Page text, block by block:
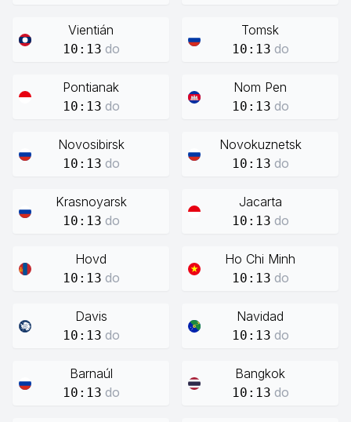
Vientián
10:13 do
Tomsk
10:13 do
Pontianak
10:13 do
Nom Pen
10:13 do
Novosibirsk
10:13 do
Novokuznetsk
10:13 do
Krasnoyarsk
10:13 do
Jacarta
10:13 do
Hovd
10:13 do
Ho Chi Minh
10:13 do
Davis
10:13 do
Navidad
10:13 do
Barnaúl
10:13 do
Bangkok
10:13 do